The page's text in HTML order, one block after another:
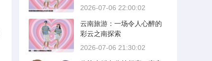
2026-07-06 22:00:02
云南旅游：一场令人心醉的
彩云之南探索
2026-07-06 21:30:02